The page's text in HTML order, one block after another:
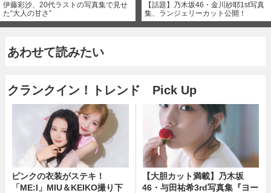
伊藤彩沙、20代ラストの写真集で見せ
た“大人の甘さ”
【話題】乃木坂46・金川紗耶1st写真
集、ランジェリーカット公開！
あわせて読みたい
クランクイン！トレンド Pick Up
ピンクの衣装がステキ！
「ME:I」MIU＆KEIKO撮り下
【大胆カット満載】乃木坂
46・与田祐希3rd写真集『ヨー